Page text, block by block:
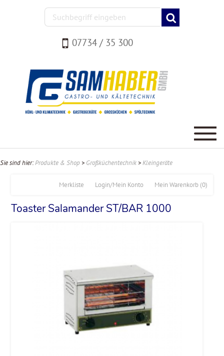
07734 / 35 300
Sie sind hier:Produkte & Shop > Großküchentechnik >Kleingeräte
Mein Warenkorb (0)
Login/Mein Konto
Merkliste
Toaster Salamander ST/BAR 1000